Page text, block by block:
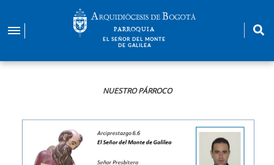
contenido
PARROQUIA
EL SEÑOR DEL MONTE
DE GALILEA
NUESTRO PÁRROCO